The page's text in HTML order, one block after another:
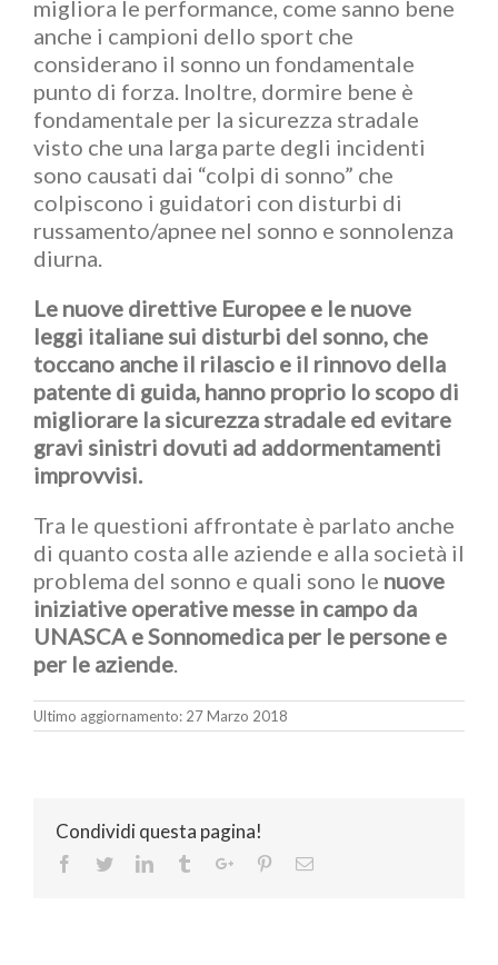
migliora le performance, come sanno bene
anche i campioni dello sport che
considerano il sonno un fondamentale
punto di forza. Inoltre, dormire bene è
fondamentale per la sicurezza stradale
visto che una larga parte degli incidenti
sono causati dai “colpi di sonno” che
colpiscono i guidatori con disturbi di
russamento/apnee nel sonno e sonnolenza
diurna.
Le nuove direttive Europee e le nuove
leggi italiane sui disturbi del sonno, che
toccano anche il rilascio e il rinnovo della
patente di guida, hanno proprio lo scopo di
migliorare la sicurezza stradale ed evitare
gravi sinistri dovuti ad addormentamenti
improvvisi.
Tra le questioni affrontate è parlato anche
di quanto costa alle aziende e alla società il
problema del sonno e quali sono le nuove
iniziative operative messe in campo da
UNASCA e Sonnomedica per le persone e
per le aziende.
Ultimo aggiornamento: 27 Marzo 2018
Condividi questa pagina!
Facebook
TwitterLinkedinTumblrGoogle+PinterestEmail